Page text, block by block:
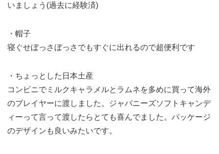
いましょう(過去に経験済)
・帽子
寝ぐせぼっさぼっさでもすぐに出れるので超便利です
・ちょっとした日本土産
コンビニでミルクキャラメルとラムネを多めに買って海外
のプレイヤーに渡しました。ジャパニーズソフトキャンデ
ィーって言って渡したらとても喜んでました。パッケージ
のデザインも良いみたいです。